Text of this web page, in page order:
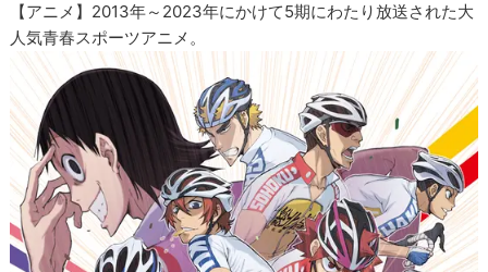
【アニメ】2013年～2023年にかけて5期にわたり放送された大
人気青春スポーツアニメ。